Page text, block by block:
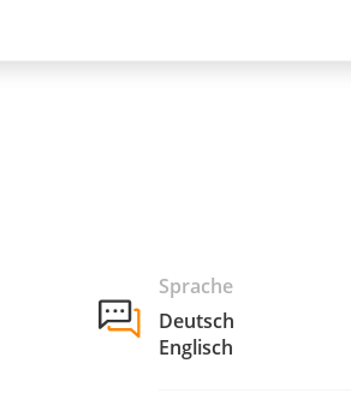
Sprache
Deutsch
Englisch